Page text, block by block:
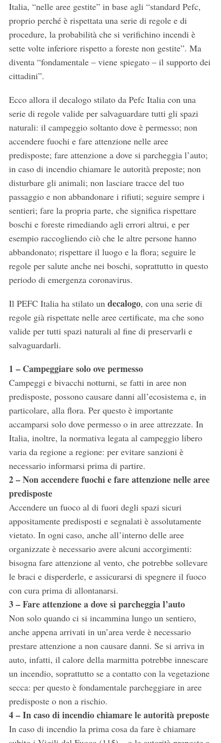
Italia, “nelle aree gestite” in base agli “standard Pefc,
proprio perché è rispettata una serie di regole e di
procedure, la probabilità che si verifichino incendi è
sette volte inferiore rispetto a foreste non gestite”. Ma
diventa “fondamentale – viene spiegato – il supporto dei
cittadini”.
Ecco allora il decalogo stilato da Pefc Italia con una
serie di regole valide per salvaguardare tutti gli spazi
naturali: il campeggio soltanto dove è permesso; non
accendere fuochi e fare attenzione nelle aree
predisposte; fare attenzione a dove si parcheggia l’auto;
in caso di incendio chiamare le autorità preposte; non
disturbare gli animali; non lasciare tracce del tuo
passaggio e non abbandonare i rifiuti; seguire sempre i
sentieri; fare la propria parte, che significa rispettare
boschi e foreste rimediando agli errori altrui, e per
esempio raccogliendo ciò che le altre persone hanno
abbandonato; rispettare il luogo e la flora; seguire le
regole per salute anche nei boschi, soprattutto in questo
periodo di emergenza coronavirus.
Il PEFC Italia ha stilato un decalogo, con una serie di
regole già rispettate nelle aree certificate, ma che sono
valide per tutti spazi naturali al fine di preservarli e
salvaguardarli.
1 – Campeggiare solo ove permesso
Campeggi e bivacchi notturni, se fatti in aree non
predisposte, possono causare danni all’ecosistema e, in
particolare, alla flora. Per questo è importante
accamparsi solo dove permesso o in aree attrezzate. In
Italia, inoltre, la normativa legata al campeggio libero
varia da regione a regione: per evitare sanzioni è
necessario informarsi prima di partire.
2 – Non accendere fuochi e fare attenzione nelle aree
predisposte
Accendere un fuoco al di fuori degli spazi sicuri
appositamente predisposti e segnalati è assolutamente
vietato. In ogni caso, anche all’interno delle aree
organizzate è necessario avere alcuni accorgimenti:
bisogna fare attenzione al vento, che potrebbe sollevare
le braci e disperderle, e assicurarsi di spegnere il fuoco
con cura prima di allontanarsi.
3 – Fare attenzione a dove si parcheggia l’auto
Non solo quando ci si incammina lungo un sentiero,
anche appena arrivati in un’area verde è necessario
prestare attenzione a non causare danni. Se si arriva in
auto, infatti, il calore della marmitta potrebbe innescare
un incendio, soprattutto se a contatto con la vegetazione
secca: per questo è fondamentale parcheggiare in aree
predisposte o non a rischio.
4 – In caso di incendio chiamare le autorità preposte
In caso di incendio la prima cosa da fare è chiamare